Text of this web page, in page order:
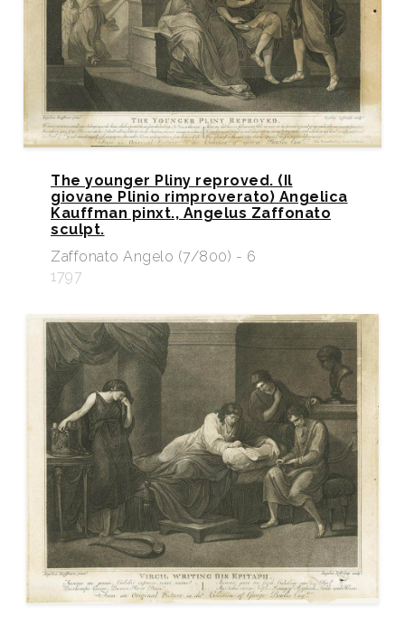
The younger Pliny reproved. (Il
giovane Plinio rimproverato) Angelica
Kauffman pinxt., Angelus Zaffonato
sculpt.
Zaffonato Angelo (7/800) - 6
1797